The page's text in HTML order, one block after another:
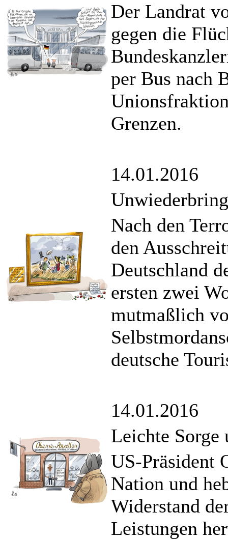
Der Landrat
gegen die
per Bus nach
Grenzen.
14.01.2016
Nach den
den
Deutschland
ersten zwei
mutmaßlich
deutsche
14.01.2016
Leichte Sorge
US-Präsident
Nation und
Widerstand
Leistungen